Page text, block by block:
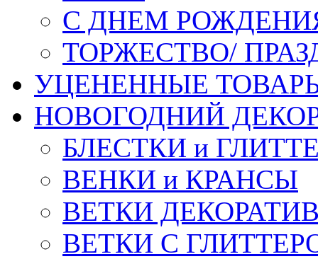
С ДНЕМ
ТОРЖЕСТВО/
УЦЕНЕННЫЕ
НОВОГОДНИЙ
БЛЕСТКИ и
ВЕНКИ и КРАНСЫ
ВЕТКИ
ВЕТКИ С